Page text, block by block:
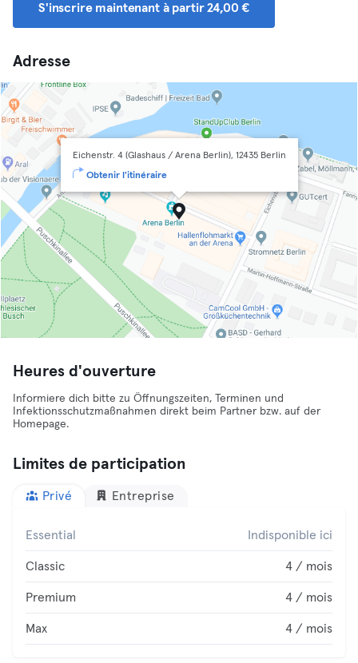
S'inscrire maintenant à partir 24,00 €
Adresse
Eichenstr. 4 (Glashaus / Arena Berlin), 12435 Berlin
Obtenir l'itinéraire
Heures d'ouverture
Informiere dich bitte zu Öffnungszeiten, Terminen und
Infektionsschutzmaßnahmen direkt beim Partner bzw. auf der
Homepage.
Limites de participation
Privé Entreprise
Essential Indisponible ici
Classic 4 / mois
Premium 4 / mois
Max 4 / mois